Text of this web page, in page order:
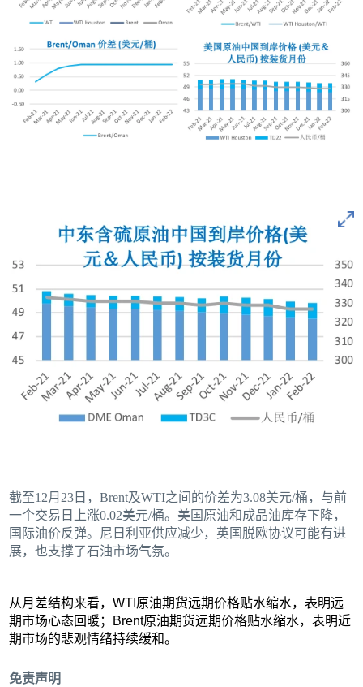
截至12月23日，Brent及WTI之间的价差为3.08美元/桶，与前
一个交易日上涨0.02美元/桶。美国原油和成品油库存下降，
国际油价反弹。尼日利亚供应减少，英国脱欧协议可能有进
展，也支撑了石油市场气氛。
从月差结构来看，WTI原油期货远期价格贴水缩水，表明远
期市场心态回暖；Brent原油期货远期价格贴水缩水，表明近
期市场的悲观情绪持续缓和。
免责声明